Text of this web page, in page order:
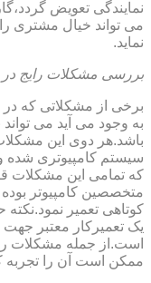
نمایندگی تعویض
می تواند خیال مشتری
نماید.
بررسی مشکلات رایج
برخی از مشکلاتی که
به وجود می آید می
باشد.هر دوی این
سیستم کامپیوتری شده
که تمامی این مشکلات
متخصصین کامپیوتر
کوتاهی تعمیر نمود.نکته
یک تعمیرکار معتبر
است.از جمله مشکلات
ممکن است آن را تجربه